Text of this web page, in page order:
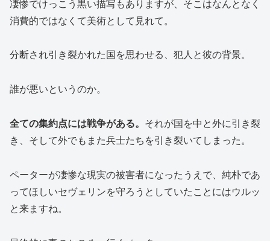
凄惨でけっこう黒い描写もありますが、そこはなんとなく
消費的ではなくて美術として見れて。
分断され引き裂かれた国を思わせる、犯人と彼の背景。
誰が悪いというのか。
全ての集約点には戦争がある。 それが国を中と外に引き裂
き、そして外でもまた兵士たちを引き裂いてしまった。
ペーターが凄惨な現実の被害者になったうえで、純朴であ
ってほしいセヴェリンを守ろうとしていたことにはウルッ
と来ますね。